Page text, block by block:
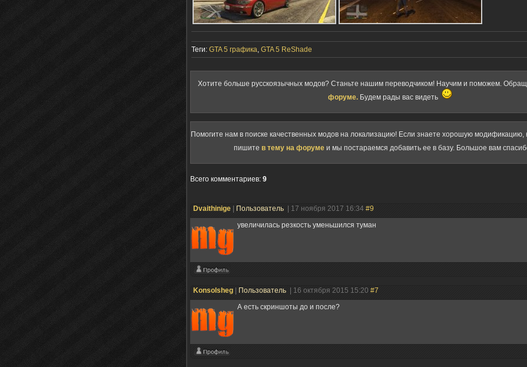
Теги: GTA 5 графика, GTA 5 ReShade
Хотите больше русскоязычных модов? Станьте нашим переводчиком! Научим и поможем.
форуме. Будем рады вас видеть
Помогите нам в поиске качественных модов на локализацию! Если знаете хорошую модификацию,
пишите в тему на форуме и мы постараемся добавить ее в базу. Большое вам
Всего комментариев: 9
Dvaithinige Пользователь | 17 ноября 2017 16:34 #9
увеличилась резкость уменьшился туман
Konsolsheg Пользователь | 16 октября 2015 15:20 #7
А есть скриншоты до и после?